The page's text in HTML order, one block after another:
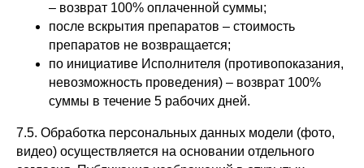
– возврат 100% оплаченной суммы;
после вскрытия препаратов – стоимость
препаратов не возвращается;
по инициативе Исполнителя (противопоказания,
невозможность проведения) – возврат 100%
суммы в течение 5 рабочих дней.
7.5. Обработка персональных данных модели (фото,
видео) осуществляется на основании отдельного
8 (800) 707-81-15
Менеджер ДФО и Сибирь
+7 (914) 666-01-88
Менеджер г. Москва